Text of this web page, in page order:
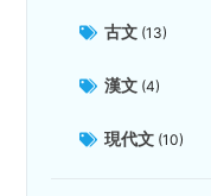
古文 (13)
漢文 (4)
現代文 (10)